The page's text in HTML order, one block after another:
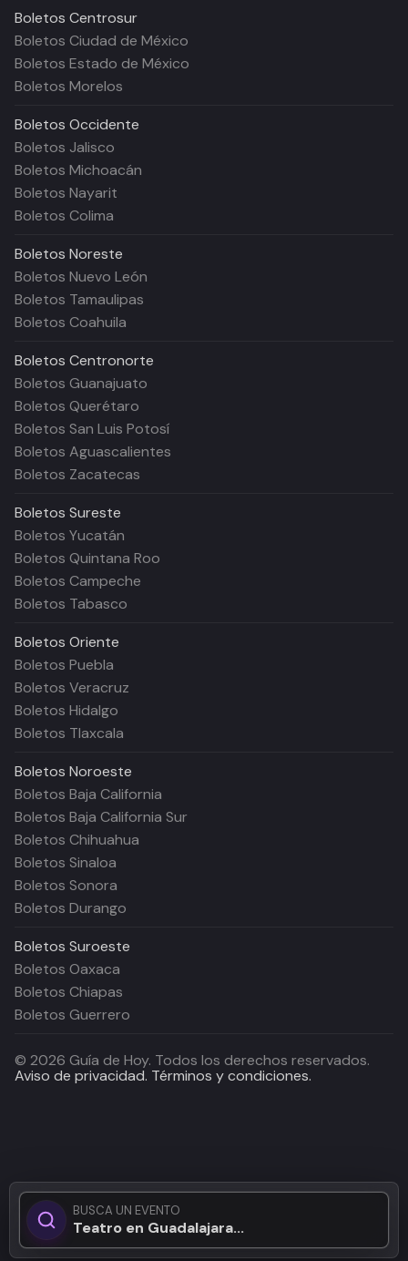
BUSCA UN EVENTO
Teatro en Guadalajara...
Boletos Centrosur
Boletos Ciudad de México
Boletos Estado de México
Boletos Morelos
Boletos Occidente
Boletos Jalisco
Boletos Michoacán
Boletos Nayarit
Boletos Colima
Boletos Noreste
Boletos Nuevo León
Boletos Tamaulipas
Boletos Coahuila
Boletos Centronorte
Boletos Guanajuato
Boletos Querétaro
Boletos San Luis Potosí
Boletos Aguascalientes
Boletos Zacatecas
Boletos Sureste
Boletos Yucatán
Boletos Quintana Roo
Boletos Campeche
Boletos Tabasco
Boletos Oriente
Boletos Puebla
Boletos Veracruz
Boletos Hidalgo
Boletos Tlaxcala
Boletos Noroeste
Boletos Baja California
Boletos Baja California Sur
Boletos Chihuahua
Boletos Sinaloa
Boletos Sonora
Boletos Durango
Boletos Suroeste
Boletos Oaxaca
Boletos Chiapas
Boletos Guerrero
© 2026 Guía de Hoy. Todos los derechos reservados.
Aviso de privacidad. Términos y condiciones.